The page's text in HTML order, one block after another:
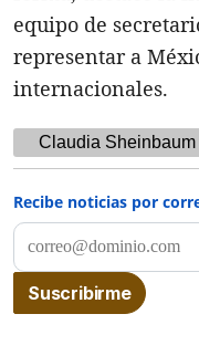
equipo de
representar a
internacionales.
Claudia Sheinbaum
Recibe noticias por